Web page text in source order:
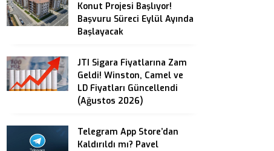
Konut Projesi Başlıyor!
Başvuru Süreci Eylül Ayında
Başlayacak
JTI Sigara Fiyatlarına Zam
Geldi! Winston, Camel ve
LD Fiyatları Güncellendi
(Ağustos 2026)
Telegram App Store’dan
Kaldırıldı mı? Pavel